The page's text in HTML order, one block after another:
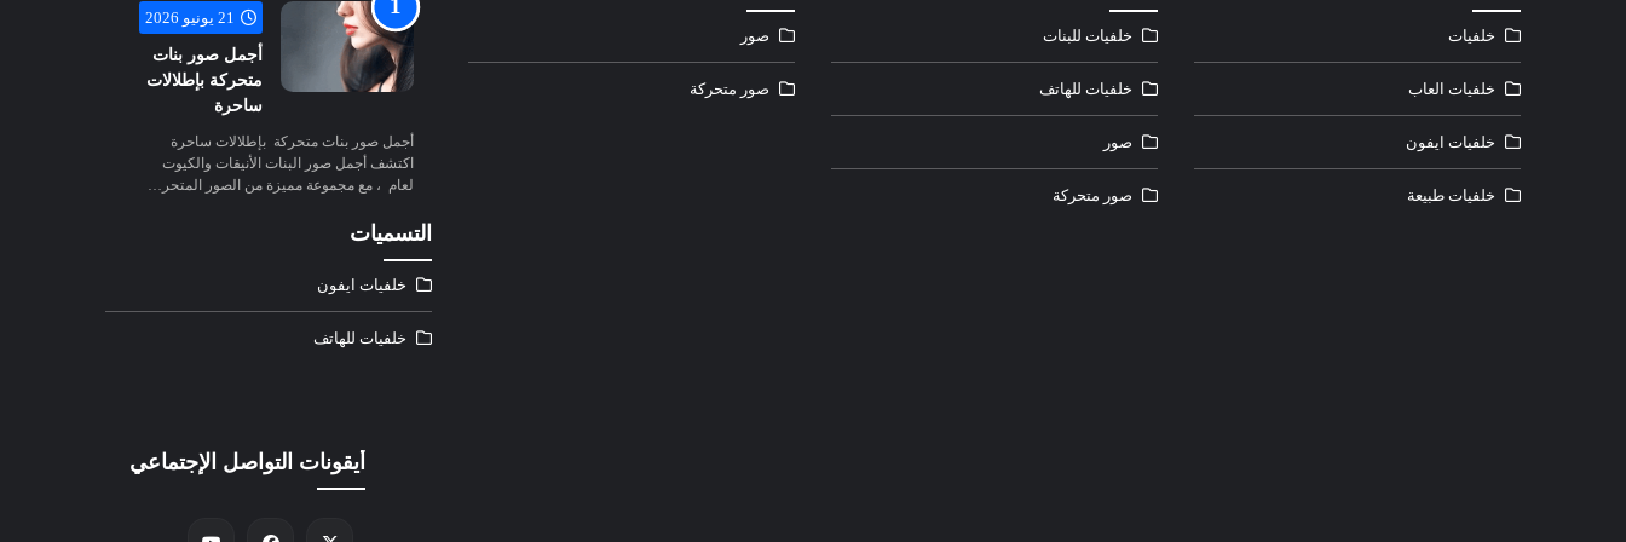
خلفيات
خلفيات العاب
خلفيات ايفون
خلفيات طبيعة
خلفيات للبنات
خلفيات للهاتف
صور
صور متحركة
صور
صور متحركة
21 يونيو 2026
أجمل صور بنات
متحركة بإطلالات
ساحرة
أجمل صور بنات متحركة بإطلالات ساحرة
اكتشف أجمل صور البنات الأنيقات والكيوت
لعام ، مع مجموعة مميزة من الصور المتحر…
التسميات
خلفيات ايفون
خلفيات للهاتف
أيقونات التواصل الإجتماعي